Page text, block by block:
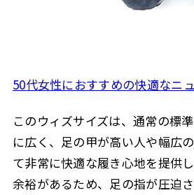
50代女性におすすめの快適なニ
このウィズサイズは、通常の標
に広く、足の甲が高い人や幅広
て非常に快適な履き心地を提供
余裕があるため、足の指が圧迫